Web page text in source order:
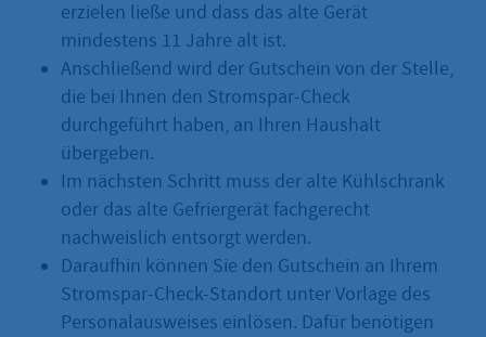
erzielen ließe und dass das alte Gerät
mindestens 11 Jahre alt ist.
Anschließend wird der Gutschein von der Stelle,
die bei Ihnen den Stromspar-Check
durchgeführt haben, an Ihren Haushalt
übergeben.
Im nächsten Schritt muss der alte Kühlschrank
oder das alte Gefriergerät fachgerecht
nachweislich entsorgt werden.
Daraufhin können Sie den Gutschein an Ihrem
Stromspar-Check-Standort unter Vorlage des
Personalausweises einlösen. Dafür benötigen